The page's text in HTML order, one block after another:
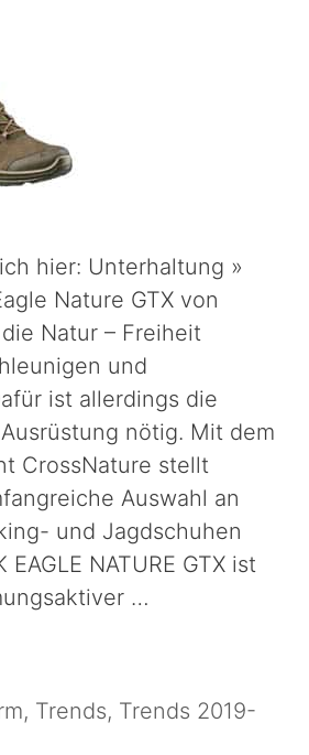
hier: Unterhaltung »
Nature GTX von
Natur – Freiheit
und
ist allerdings die
nötig. Mit dem
CrossNature stellt
Auswahl an
und Jagdschuhen
EAGLE NATURE GTX ist
…
, Trends, Trends 2019-